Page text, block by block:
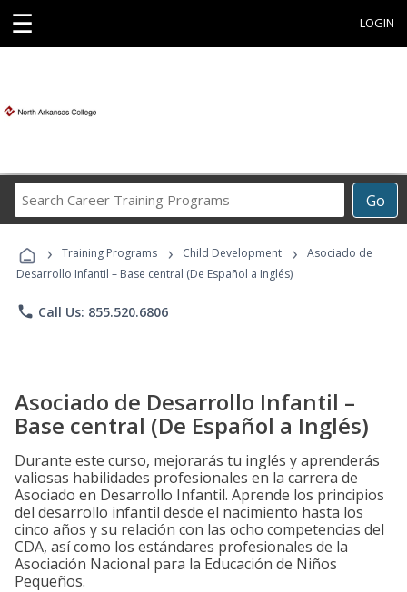
☰ LOGIN
Go
Career
Programs
› Training Programs › Child Development ›
Asociado de
Desarrollo Infantil – Base central (De Español a Inglés)
phone Call Us: 855.520.6806
Asociado de Desarrollo Infantil –
Base central (De Español a Inglés)
Durante este curso, mejorarás tu inglés y aprenderás
valiosas habilidades profesionales en la carrera de
Asociado en Desarrollo Infantil. Aprende los principios
del desarrollo infantil desde el nacimiento hasta los
cinco años y su relación con las ocho competencias del
CDA, así como los estándares profesionales de la
Asociación Nacional para la Educación de Niños
Pequeños.